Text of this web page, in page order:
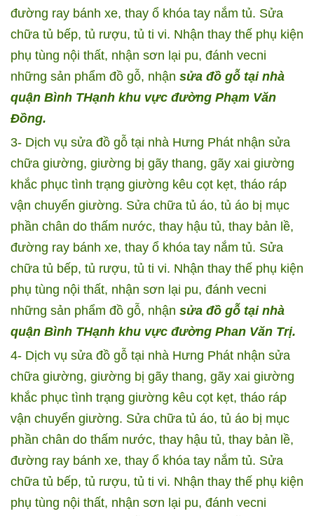
đường ray bánh xe, thay ổ khóa tay nắm tủ. Sửa
chữa tủ bếp, tủ rượu, tủ ti vi. Nhận thay thế phụ kiện
phụ tùng nội thất, nhận sơn lại pu, đánh vecni
những sản phẩm đồ gỗ, nhận sửa đồ gỗ tại nhà
quận Bình THạnh khu vực đường Phạm Văn
Đồng.
3- Dịch vụ sửa đồ gỗ tại nhà Hưng Phát nhận sửa
chữa giường, giường bị gãy thang, gãy xai giường
khắc phục tình trạng giường kêu cọt kẹt, tháo ráp
vận chuyển giường. Sửa chữa tủ áo, tủ áo bị mục
phần chân do thấm nước, thay hậu tủ, thay bản lề,
đường ray bánh xe, thay ổ khóa tay nắm tủ. Sửa
chữa tủ bếp, tủ rượu, tủ ti vi. Nhận thay thế phụ kiện
phụ tùng nội thất, nhận sơn lại pu, đánh vecni
những sản phẩm đồ gỗ, nhận sửa đồ gỗ tại nhà
quận Bình THạnh khu vực đường Phan Văn Trị.
4- Dịch vụ sửa đồ gỗ tại nhà Hưng Phát nhận sửa
chữa giường, giường bị gãy thang, gãy xai giường
khắc phục tình trạng giường kêu cọt kẹt, tháo ráp
vận chuyển giường. Sửa chữa tủ áo, tủ áo bị mục
phần chân do thấm nước, thay hậu tủ, thay bản lề,
đường ray bánh xe, thay ổ khóa tay nắm tủ. Sửa
chữa tủ bếp, tủ rượu, tủ ti vi. Nhận thay thế phụ kiện
phụ tùng nội thất, nhận sơn lại pu, đánh vecni